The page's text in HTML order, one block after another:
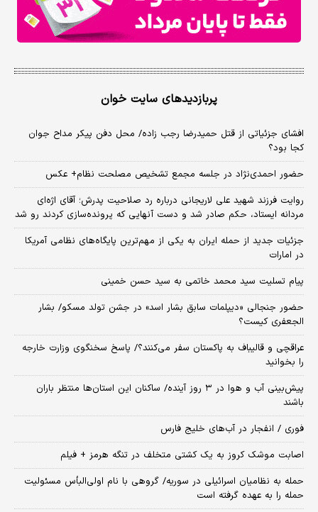
پربازدیدهای سایت خوان
افشای جزئیاتی از قتل حمیدرضا رجب زاده/ محل دفن پیکر مداح جوان
کجا بود؟
حضور احمدی‌نژاد در جلسه مجمع تشخیص مصلحت نظام+ عکس
روایت فرزند شهید علی لاریجانی درباره رد صلاحیت پدرش؛ آقای اژه‌ای
مردانه ایستاد، حکم صادر شد و دست آنهایی که پرونده‌سازی کردند رو شد
جزئیات جدید از حمله ایران به یکی از مهم‌ترین پایگاه‌های نظامی آمریکا
در امارات
پیام تسلیت سید محمد خاتمی به سید حسن خمینی
حضور جنجالی «دیپلمات سابق بشار اسد» در جشن تولد مسکو/ بشار
الجعفری کیست؟
عراقچی و قالیباف به پاکستان سفر می‌کنند؟/ پاسخ سخنگوی وزارت خارجه
را بخوانید
پیش‌بینی آب و هوا در ۳ روز آینده/ ساکنان این استان‌ها منتظر باران
باشند
فوری / انفجار در آب‌های خلیج فارس
اصابت موشک کروز به یک کشتی متخلف در تنگه هرمز + فیلم
حمله به نظامیان اسرائیلی در سوریه/ گروهی با نام اولی‌البأس مسئولیت
حمله را به عهده گرفته است